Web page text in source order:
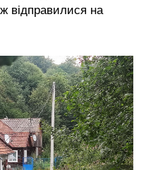
ж відправилися на